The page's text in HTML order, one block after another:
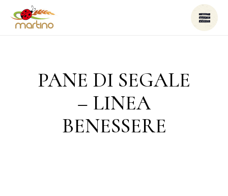
PANE DI SEGALE
– LINEA
BENESSERE